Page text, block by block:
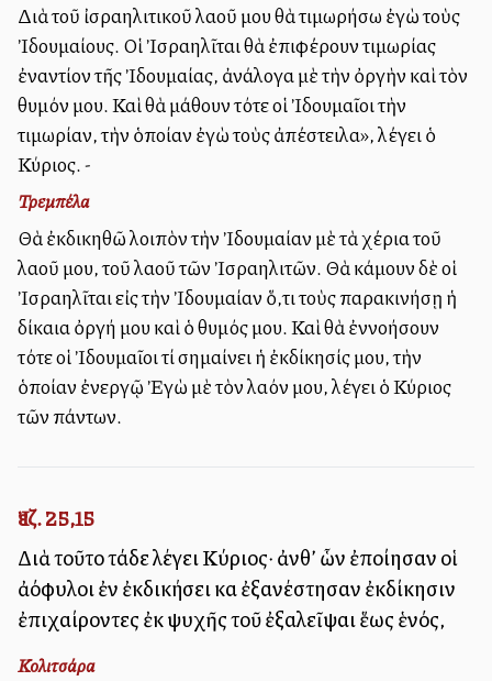
Διὰ τοῦ ἰσραηλιτικοῦ λαοῦ μου θὰ τιμωρήσω ἐγὼ τοὺς
Ἰδουμαίους. Οἱ Ἰσραηλῖται θὰ ἐπιφέρουν τιμωρίας
ἐναντίον τῆς Ἰδουμαίας, ἀνάλογα μὲ τὴν ὀργὴν καὶ τὸν
θυμόν μου. Καὶ θὰ μάθουν τότε οἱ Ἰδουμαῖοι τὴν
τιμωρίαν, τὴν ὁποίαν ἐγὼ τοὺς ἀπέστειλα», λέγει ὁ
Κύριος. -
Τρεμπέλα
Θὰ ἐκδικηθῶ λοιπὸν τὴν Ἰδουμαίαν μὲ τὰ χέρια τοῦ
λαοῦ μου, τοῦ λαοῦ τῶν Ἰσραηλιτῶν. Θὰ κάμουν δὲ οἱ
Ἰσραηλῖται εἰς τὴν Ἰδουμαίαν ὅ,τι τοὺς παρακινήσῃ ἡ
δίκαια ὀργή μου καὶ ὁ θυμός μου. Καὶ θὰ ἐννοήσουν
τότε οἱ Ἰδουμαῖοι τί σημαίνει ἡ ἐκδίκησίς μου, τὴν
ὁποίαν ἐνεργῷ Ἐγὼ μὲ τὸν λαόν μου, λέγει ὁ Κύριος
τῶν πάντων.
Ἰεζ. 25,15
Διὰ τοῦτο τάδε λέγει Κύριος· ἀνθ’ ὧν ἐποίησαν οἱ
ἀλλόφυλοι ἐν ἐκδικήσει καὶ ἐξανέστησαν ἐκδίκησιν
ἐπιχαίροντες ἐκ ψυχῆς τοῦ ἐξαλεῖψαι ἕως ἑνός,
Κολιτσάρα